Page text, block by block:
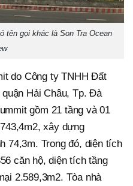
tên gọi khác là Son Tra Ocean
do Công ty TNHH Đất
Hải Châu, Tp. Đà
gồm 21 tầng và 01
xây dựng
74,3m. Trong đó, diện tích
căn hộ, diện tích tầng
2.589,3m2. Tòa nhà